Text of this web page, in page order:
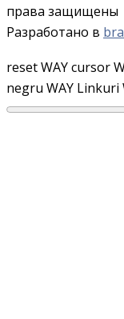
права защищены
Разработано в
reset WAYcursor
negru WAY Linkuri